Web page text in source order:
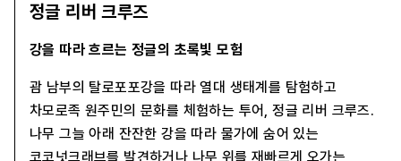
정글 리버 크루즈
강을 따라 흐르는 정글의 초록빛 모험
괌 남부의 탈로포포강을 따라 열대 생태계를 탐험하고
차모로족 원주민의 문화를 체험하는 투어, 정글 리버 크루즈.
나무 그늘 아래 잔잔한 강을 따라 물가에 숨어 있는
코코넛크래브를 발견하거나 나무 위를 재빠르게 오가는